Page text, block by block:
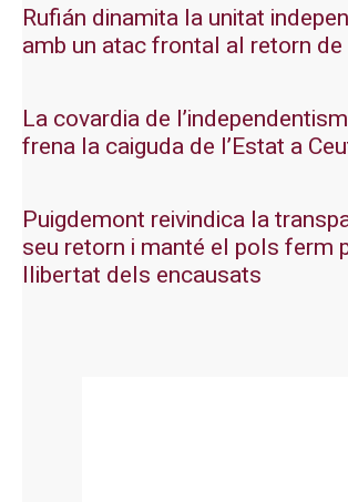
Rufián dinamita la unitat
amb un atac frontal al retorn
La covardia de
frena la caiguda de l’Estat a
Puigdemont reivindica la
seu retorn i manté el pols ferm
llibertat dels encausats